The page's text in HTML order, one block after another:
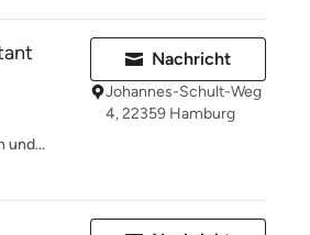
und...
Nachricht
Johannes-Schult-Weg
4, 22359 Hamburg